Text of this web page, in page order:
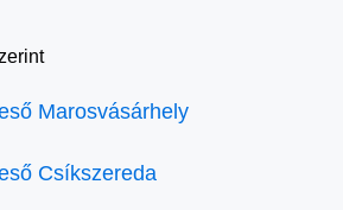
Marosvásárhely
Csíkszereda